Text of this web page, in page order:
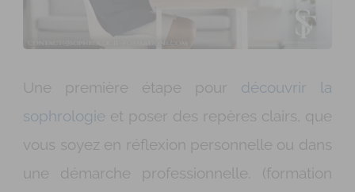
Une première étape pour découvrir la
sophrologie et poser des repères clairs, que
vous soyez en réflexion personnelle ou dans
une démarche professionnelle. (formation